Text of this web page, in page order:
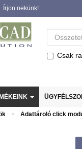
Írjon nekünk!
Csak
Adattároló click